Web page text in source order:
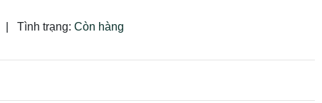
Tình trạng: Còn hàng